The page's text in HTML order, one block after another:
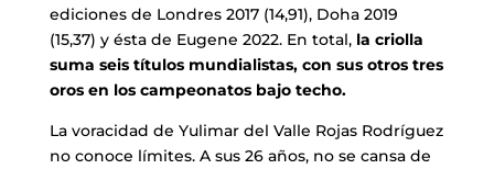
ediciones de Londres 2017 (14,91), Doha 2019
(15,37) y ésta de Eugene 2022. En total,la criolla
suma seis títulos mundialistas, con sus otros tres
oros en los campeonatos bajo techo.
La voracidad de Yulimar del Valle Rojas Rodríguez
no conoce límites. A sus 26 años, no se cansa de